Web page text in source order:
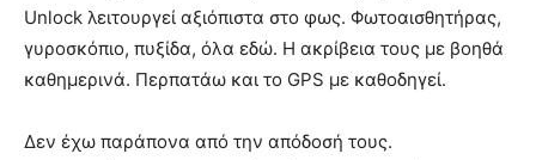
Unlock λειτουργεί αξιόπιστα στο φως. Φωτοαισθητήρας,
γυροσκόπιο, πυξίδα, όλα εδώ. Η ακρίβεια τους με βοηθά
καθημερινά. Περπατάω και το GPS με καθοδηγεί.
Δεν έχω παράπονα από την απόδοσή τους.